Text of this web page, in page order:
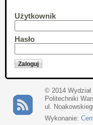
Użytkownik
Hasło
© 2014
Politechniki
ul.
Wykonanie: